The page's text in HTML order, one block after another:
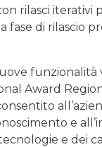
rilasci
di rilascio
funzionalità
Award
e
e dei